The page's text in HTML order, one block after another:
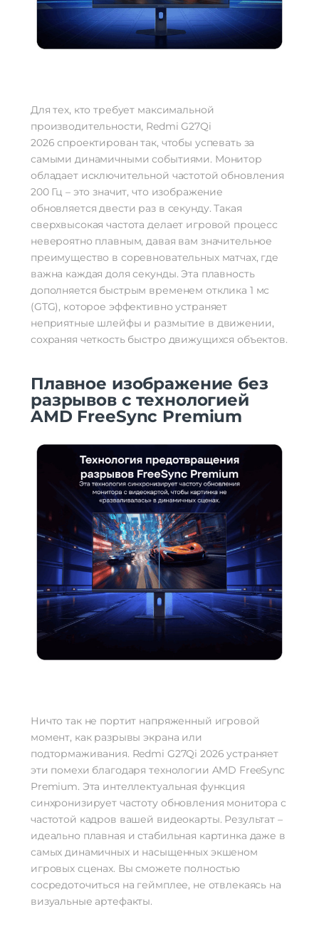
Для тех, кто требует максимальной
производительности, Redmi G27Qi
2026 спроектирован так, чтобы успевать за
самыми динамичными событиями. Монитор
обладает исключительной частотой обновления
200 Гц – это значит, что изображение
обновляется двести раз в секунду. Такая
сверхвысокая частота делает игровой процесс
невероятно плавным, давая вам значительное
преимущество в соревновательных матчах, где
важна каждая доля секунды. Эта плавность
дополняется быстрым временем отклика 1 мс
(GTG), которое эффективно устраняет
неприятные шлейфы и размытие в движении,
сохраняя четкость быстро движущихся объектов.
Плавное изображение без
разрывов с технологией
AMD FreeSync Premium
Ничто так не портит напряженный игровой
момент, как разрывы экрана или
подтормаживания. Redmi G27Qi 2026 устраняет
эти помехи благодаря технологии AMD FreeSync
Premium. Эта интеллектуальная функция
синхронизирует частоту обновления монитора с
частотой кадров вашей видеокарты. Результат –
идеально плавная и стабильная картинка даже в
самых динамичных и насыщенных экшеном
игровых сценах. Вы сможете полностью
сосредоточиться на геймплее, не отвлекаясь на
визуальные артефакты.